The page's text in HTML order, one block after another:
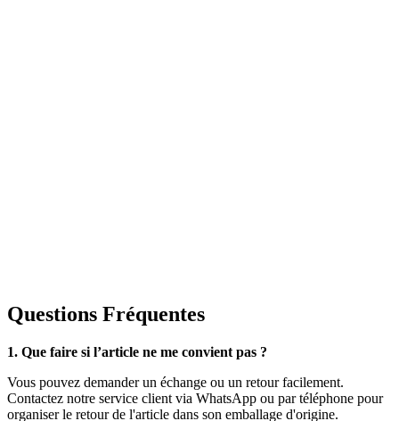
Questions Fréquentes
1. Que faire si l’article ne me convient pas ?
Vous pouvez demander un échange ou un retour facilement.
Contactez notre service client via WhatsApp ou par téléphone pour
organiser le retour de l'article dans son emballage d'origine.